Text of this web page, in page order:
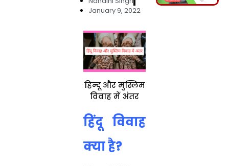
January 9, 2022
हिन्दू और मुस्लिम
विवाह में अंतर
हिंदू विवाह
क्या है?